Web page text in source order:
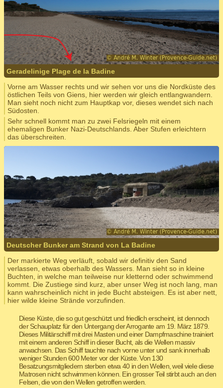
Geradelinige Plage de la Badine
Vorne am Wasser rechts und wir sehen vor uns die Nordküste des
östlichen Teils von Giens, hier werden wir gleich entlangwandern.
Man sieht noch nicht zum Hauptkap vor, dieses wendet sich nach
Südosten.
Sehr schnell kommt man zu zwei Felsriegeln mit einem
ehemaligen Bunker Nazi-Deutschlands. Aber Stufen erleichtern
das überschreiten.
Deutscher Bunker am Strand von La Badine
Der markierte Weg verläuft, sobald wir definitiv den Sand
verlassen, etwas oberhalb des Wassers. Man sieht so in kleine
Buchten, in welche man teilweise nur kletternd oder schwimmend
kommt. Die Zustiege sind kurz, aber unser Weg ist noch lang, man
kann wahrscheinlich nicht in jede Bucht absteigen. Es ist aber nett,
hier wilde kleine Strände vorzufinden.
Diese Küste, die so gut geschützt und friedlich erscheint, ist dennoch
der Schauplatz für den Untergang der Arrogante am 19. März 1879.
Dieses Militärschiff mit drei Masten und einer Dampfmaschine trainiert
mit einem anderen Schiff in dieser Bucht, als die Wellen massiv
anwachsen. Das Schiff tauchte nach vorne unter und sank innerhalb
weniger Stunden 600 Meter vor der Küste. Von 130
Besatzungsmitgliedern sterben etwa 40 in den Wellen, weil viele diese
Matrosen nicht schwimmen können. Ein grosser Teil stirbt auch an den
Felsen, die von den Wellen getroffen werden.